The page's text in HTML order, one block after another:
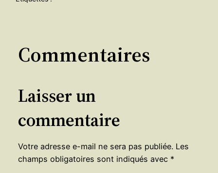
Commentaires
Laisser un
commentaire
Votre adresse e-mail ne sera pas publiée. Les
champs obligatoires sont indiqués avec *